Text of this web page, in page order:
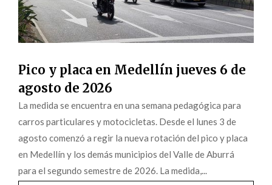
Pico y placa en Medellín jueves 6 de
agosto de 2026
La medida se encuentra en una semana pedagógica para
carros particulares y motocicletas. Desde el lunes 3 de
agosto comenzó a regir la nueva rotación del pico y placa
en Medellín y los demás municipios del Valle de Aburrá
para el segundo semestre de 2026. La medida,...